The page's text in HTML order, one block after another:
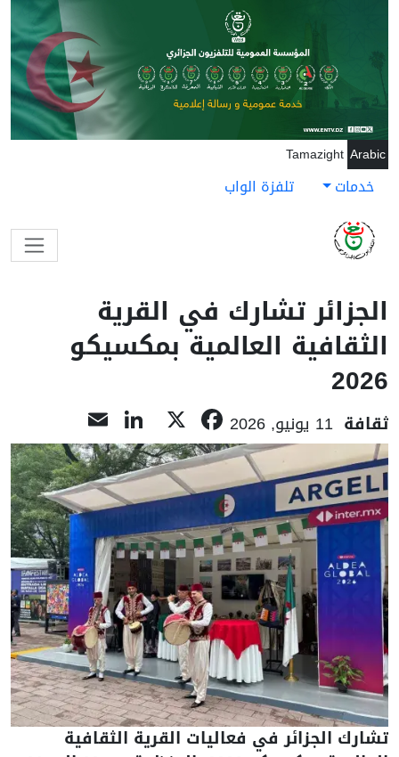
تجاوز إلى المحتوى الرئيسي
Arabic
Tamazight
خدمات تلفزة الواب
الجزائر تشارك في القرية
الثقافية العالمية بمكسيكو
2026
ثقافة 11 يونيو, 2026 Facebook
LinkedIn
تشارك الجزائر في فعاليات القرية الثقافية